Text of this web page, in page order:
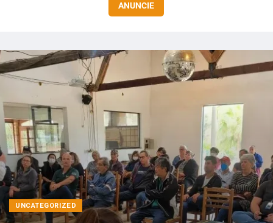
ANUNCIE
UNCATEGORIZED